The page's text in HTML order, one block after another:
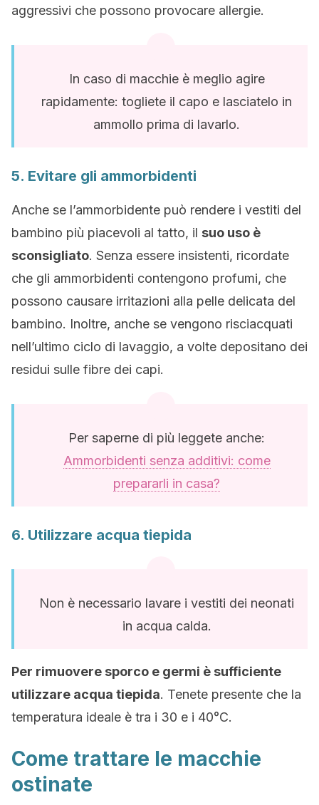
aggressivi che possono provocare allergie.
In caso di macchie è meglio agire
rapidamente: togliete il capo e lasciatelo in
ammollo prima di lavarlo.
5. Evitare gli ammorbidenti
Anche se l’ammorbidente può rendere i vestiti del
bambino più piacevoli al tatto, il suo uso è
sconsigliato. Senza essere insistenti, ricordate
che gli ammorbidenti contengono profumi, che
possono causare irritazioni alla pelle delicata del
bambino. Inoltre, anche se vengono risciacquati
nell’ultimo ciclo di lavaggio, a volte depositano dei
residui sulle fibre dei capi.
Per saperne di più leggete anche:
Ammorbidenti senza additivi: come
prepararli in casa?
6. Utilizzare acqua tiepida
Non è necessario lavare i vestiti dei neonati
in acqua calda.
Per rimuovere sporco e germi è sufficiente
utilizzare acqua tiepida. Tenete presente che la
temperatura ideale è tra i 30 e i 40°C.
Come trattare le macchie
ostinate